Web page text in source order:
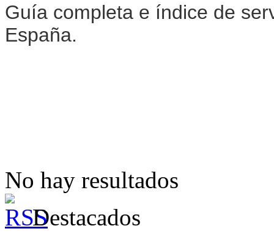
Guía completa e índice de
España.
No hay resultados
Destacados